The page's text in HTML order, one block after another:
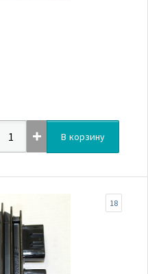
В корзину
18